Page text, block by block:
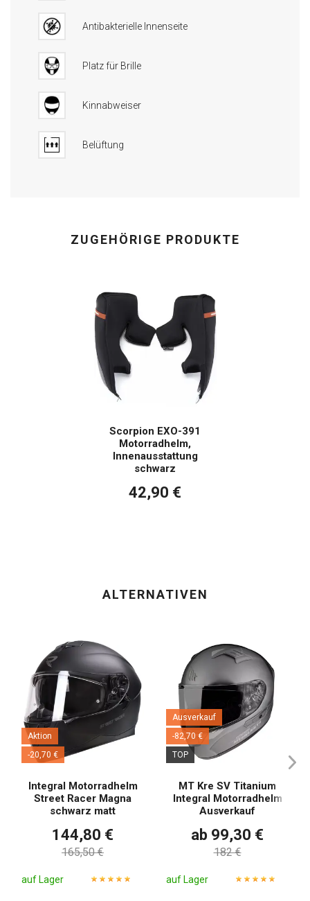
Antibakterielle Innenseite
Platz für Brille
Kinnabweiser
Belüftung
ZUGEHÖRIGE PRODUKTE
Scorpion EXO-391
Motorradhelm,
Innenausstattung
schwarz
42,90 €
ALTERNATIVEN
Aktion
-20,70 €
Integral Motorradhelm
Street Racer Magna
schwarz matt
144,80 €
165,50 €
auf Lager
Ausverkauf
-82,70 €
TOP
MT Kre SV Titanium
Integral Motorradhelm
Ausverkauf
ab 99,30 €
182 €
auf Lager